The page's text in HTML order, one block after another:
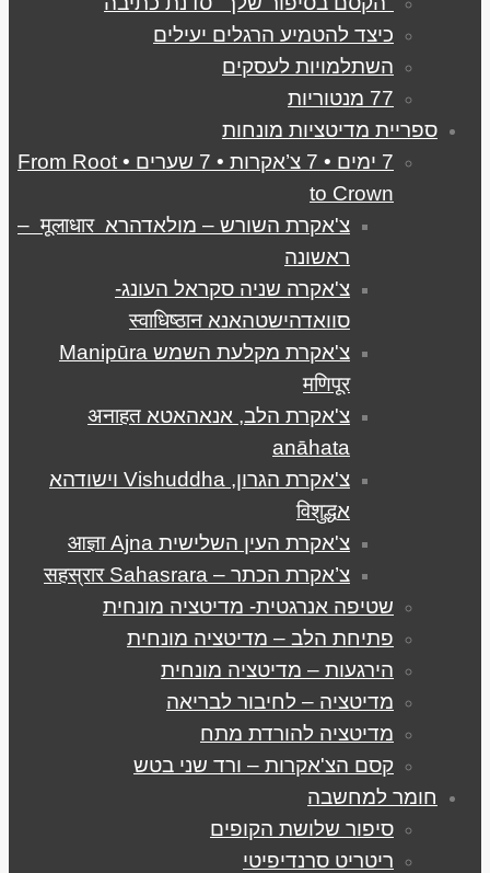
כיצד להטמיע הרגלים יעילים
השתלמויות לעסקים
77 מנטוריות
ספריית מדיטציות מונחות
7 ימים • 7 צ’אקרות • 7 שערים • From Root
to Crown
צ'אקרת השורש – מולאדהרא मूलाधार –
ראשונה
צ'אקרה שניה סקראל העונג-
סוואדהישטהאנא स्वाधिष्ठान
צ'אקרת מקלעת השמש Manipūra
मणिपूर
צ'אקרת הלב, אנאהאטא अनाहत
anāhata
צ'אקרת הגרון, Vishuddha וישודהא
אविशुद्ध
צ'אקרת העין השלישית आज्ञा Ajna
צ’אקרת הכתר – सहस्रार Sahasrara
שטיפה אנרגטית- מדיטציה מונחית
פתיחת הלב – מדיטציה מונחית
הירגעות – מדיטציה מונחית
מדיטציה – לחיבור לבריאה
מדיטציה להורדת מתח
קסם הצ'אקרות – ורד שני בטש
חומר למחשבה
סיפור שלושת הקופים
ריטריט סרנדיפיטי